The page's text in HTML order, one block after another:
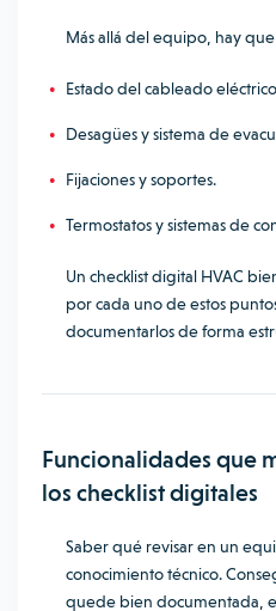
Más allá del equipo, hay
Estado del cableado
Desagües y sistema de
Fijaciones y soportes.
Termostatos y sistemas de
Un checklist digital HVAC
por cada uno de estos
documentarlos de forma
Funcionalidades que
los checklist digitales
Saber qué revisar en un
conocimiento técnico.
quede bien documentada,